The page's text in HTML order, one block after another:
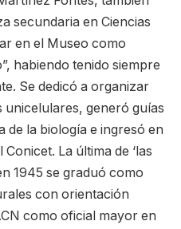
secundaria en Ciencias
en el Museo como
habiendo tenido siempre
Se dedicó a organizar
generó guías
de la biología e ingresó en
La última de ‘las
1945 se graduó como
con orientación
como oficial mayor en